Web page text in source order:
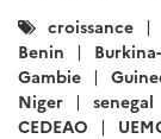
Catégories
:
croissance
Benin
Gambie
Niger
senegal
CEDEAO